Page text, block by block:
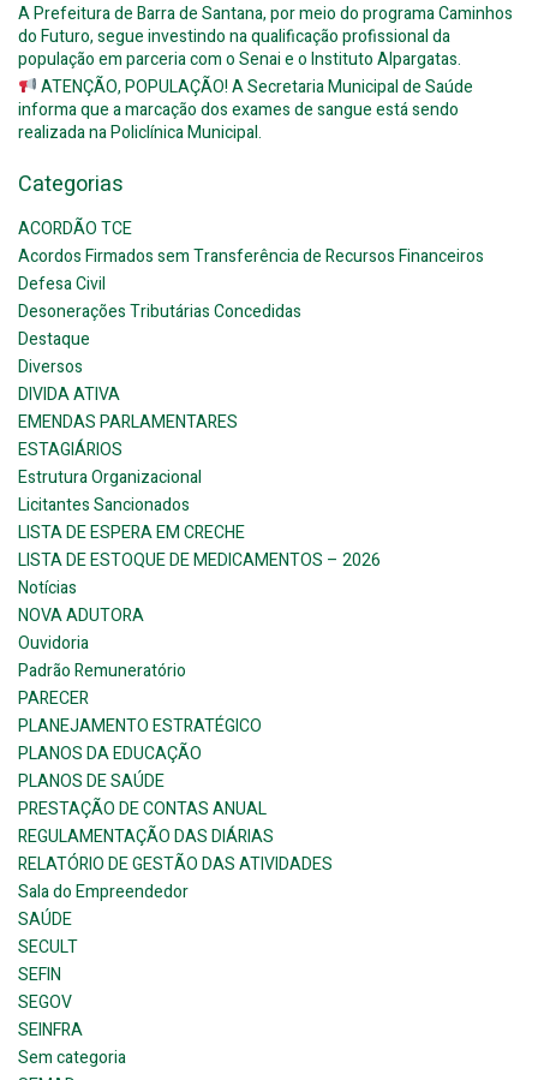
A Prefeitura de Barra de Santana, por meio do programa Caminhos
do Futuro, segue investindo na qualificação profissional da
população em parceria com o Senai e o Instituto Alpargatas.
ATENÇÃO, POPULAÇÃO! A Secretaria Municipal de Saúde
informa que a marcação dos exames de sangue está sendo
realizada na Policlínica Municipal.
Categorias
ACORDÃO TCE
Acordos Firmados sem Transferência de Recursos Financeiros
Defesa Civil
Desonerações Tributárias Concedidas
Destaque
Diversos
DIVIDA ATIVA
EMENDAS PARLAMENTARES
ESTAGIÁRIOS
Estrutura Organizacional
Licitantes Sancionados
LISTA DE ESPERA EM CRECHE
LISTA DE ESTOQUE DE MEDICAMENTOS – 2026
Notícias
NOVA ADUTORA
Ouvidoria
Padrão Remuneratório
PARECER
PLANEJAMENTO ESTRATÉGICO
PLANOS DA EDUCAÇÃO
PLANOS DE SAÚDE
PRESTAÇÃO DE CONTAS ANUAL
REGULAMENTAÇÃO DAS DIÁRIAS
RELATÓRIO DE GESTÃO DAS ATIVIDADES
Sala do Empreendedor
SAÚDE
SECULT
SEFIN
SEGOV
SEINFRA
Sem categoria